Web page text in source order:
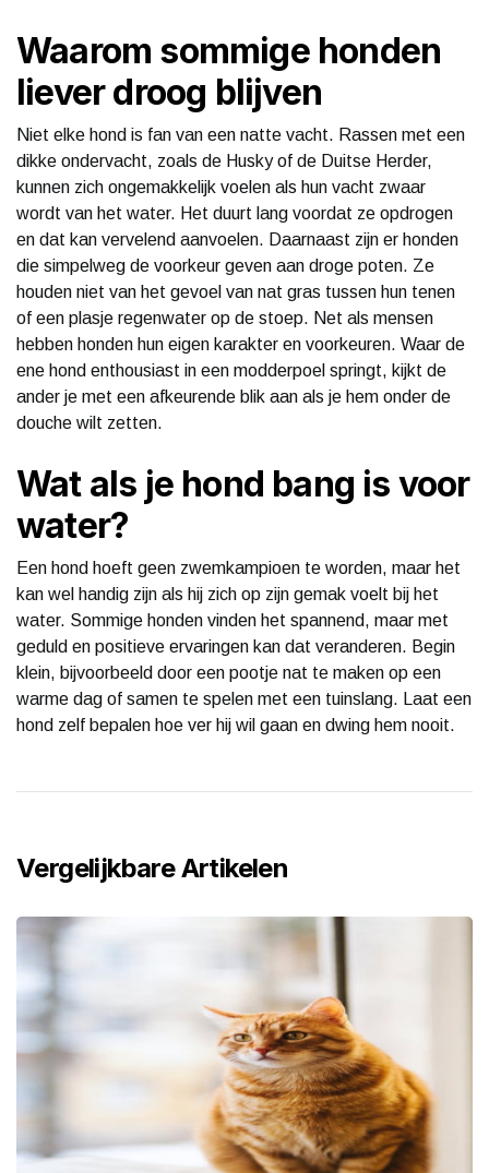
Waarom sommige honden
liever droog blijven
Niet elke hond is fan van een natte vacht. Rassen met een
dikke ondervacht, zoals de Husky of de Duitse Herder,
kunnen zich ongemakkelijk voelen als hun vacht zwaar
wordt van het water. Het duurt lang voordat ze opdrogen
en dat kan vervelend aanvoelen. Daarnaast zijn er honden
die simpelweg de voorkeur geven aan droge poten. Ze
houden niet van het gevoel van nat gras tussen hun tenen
of een plasje regenwater op de stoep. Net als mensen
hebben honden hun eigen karakter en voorkeuren. Waar de
ene hond enthousiast in een modderpoel springt, kijkt de
ander je met een afkeurende blik aan als je hem onder de
douche wilt zetten.
Wat als je hond bang is voor
water?
Een hond hoeft geen zwemkampioen te worden, maar het
kan wel handig zijn als hij zich op zijn gemak voelt bij het
water. Sommige honden vinden het spannend, maar met
geduld en positieve ervaringen kan dat veranderen. Begin
klein, bijvoorbeeld door een pootje nat te maken op een
warme dag of samen te spelen met een tuinslang. Laat een
hond zelf bepalen hoe ver hij wil gaan en dwing hem nooit.
Vergelijkbare Artikelen